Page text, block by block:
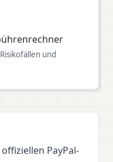
und
PayPal-